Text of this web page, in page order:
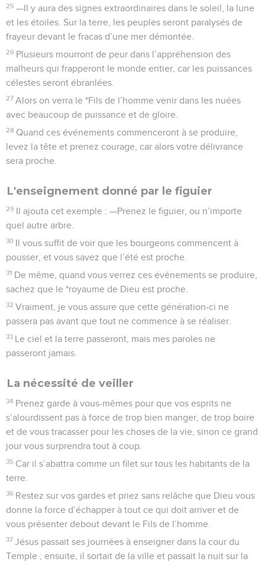
25 —Il y aura des signes extraordinaires dans le soleil, la lune
et les étoiles. Sur la terre, les peuples seront paralysés de
frayeur devant le fracas d’une mer démontée.
26 Plusieurs mourront de peur dans l’appréhension des
malheurs qui frapperont le monde entier, car les puissances
célestes seront ébranlées.
27 Alors on verra le *Fils de l’homme venir dans les nuées
avec beaucoup de puissance et de gloire.
28 Quand ces événements commenceront à se produire,
levez la tête et prenez courage, car alors votre délivrance
sera proche.
L'enseignement donné par le figuier
29 Il ajouta cet exemple : —Prenez le figuier, ou n’importe
quel autre arbre.
30 Il vous suffit de voir que les bourgeons commencent à
pousser, et vous savez que l’été est proche.
31 De même, quand vous verrez ces événements se produire,
sachez que le *royaume de Dieu est proche.
32 Vraiment, je vous assure que cette génération-ci ne
passera pas avant que tout ne commence à se réaliser.
33 Le ciel et la terre passeront, mais mes paroles ne
passeront jamais.
La nécessité de veiller
34 Prenez garde à vous-mêmes pour que vos esprits ne
s’alourdissent pas à force de trop bien manger, de trop boire
et de vous tracasser pour les choses de la vie, sinon ce grand
jour vous surprendra tout à coup.
35 Car il s’abattra comme un filet sur tous les habitants de la
terre.
36 Restez sur vos gardes et priez sans relâche que Dieu vous
donne la force d’échapper à tout ce qui doit arriver et de
vous présenter debout devant le Fils de l’homme.
37 Jésus passait ses journées à enseigner dans la cour du
Temple ; ensuite, il sortait de la ville et passait la nuit sur la